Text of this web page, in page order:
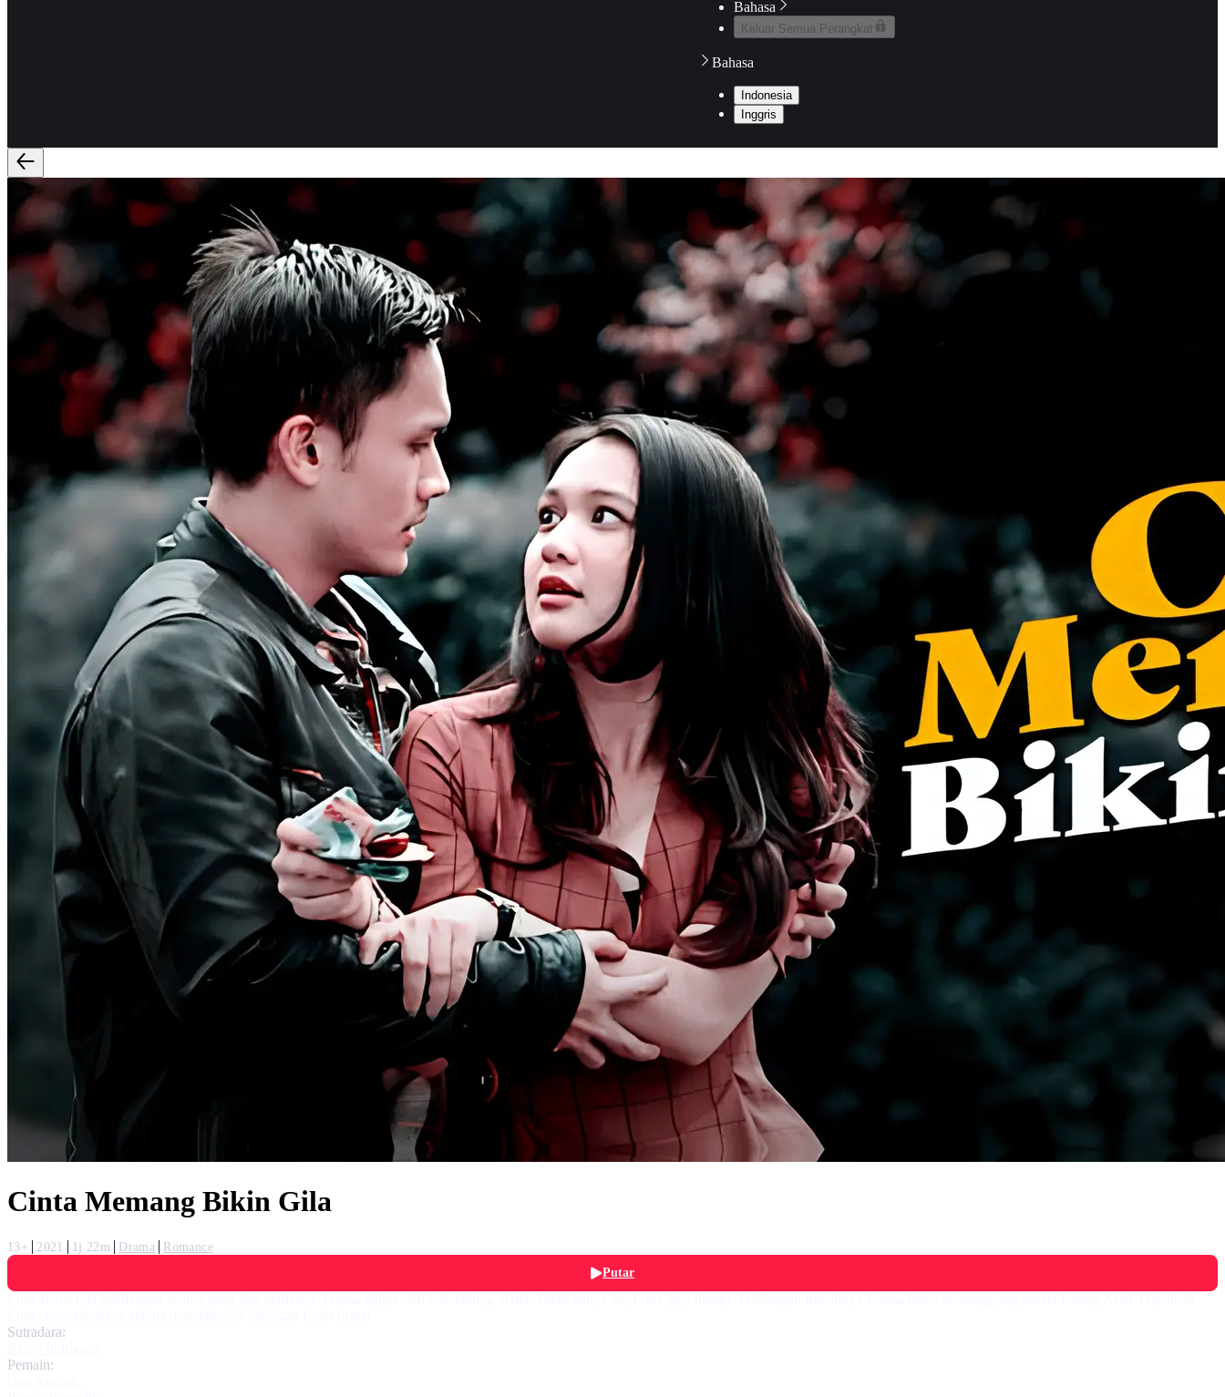
Bahasa
Keluar Semua Perangkat
Bahasa
Indonesia
Inggris
Cinta Memang Bikin Gila
13+ 2021 1j 22m Drama
Romance
Putar
Sutradara:
Pemain: